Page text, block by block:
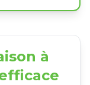
à